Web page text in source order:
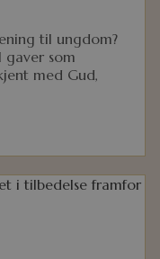
til ungdom?
gaver som
med Gud,